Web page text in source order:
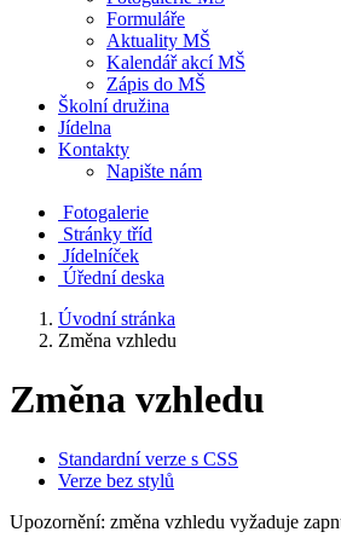
Formuláře
Aktuality MŠ
Kalendář akcí MŠ
Zápis do MŠ
Školní družina
Jídelna
Kontakty
Napište nám
Fotogalerie
Stránky tříd
Jídelníček
Úřední deska
Úvodní stránka
Změna vzhledu
Změna vzhledu
Standardní verze s CSS
Verze bez stylů
Upozornění: změna vzhledu vyžaduje